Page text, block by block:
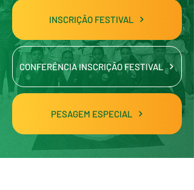
INSCRIÇÃO FESTIVAL
CONFERÊNCIA INSCRIÇÃO FESTIVAL
PESAGEM ESPECIAL